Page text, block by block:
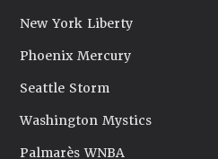
New York Liberty
Phoenix Mercury
Seattle Storm
Washington Mystics
Palmarès WNBA